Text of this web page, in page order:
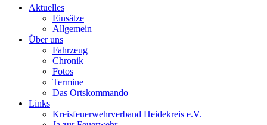
Aktuelles
Einsätze
Allgemein
Über uns
Fahrzeug
Chronik
Fotos
Termine
Das Ortskommando
Links
Kreisfeuerwehrverband Heidekreis e.V.